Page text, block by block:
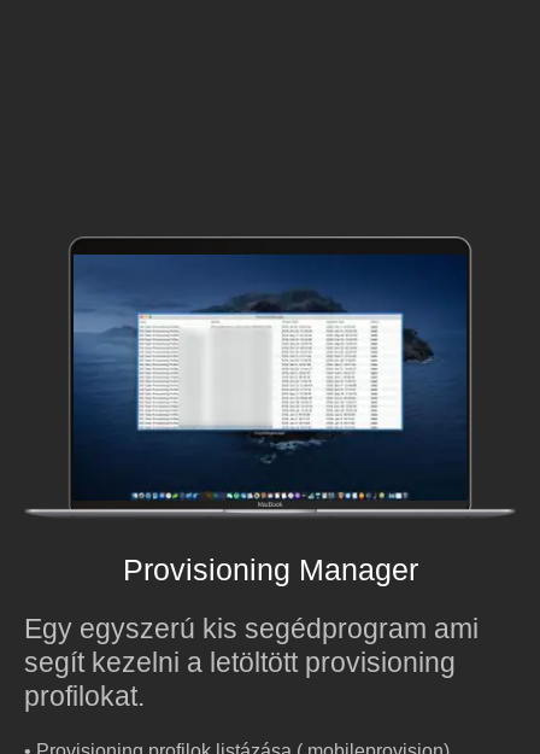
Provisioning Manager
Egy egyszerú kis segédprogram ami
segít kezelni a letöltött provisioning
profilokat.